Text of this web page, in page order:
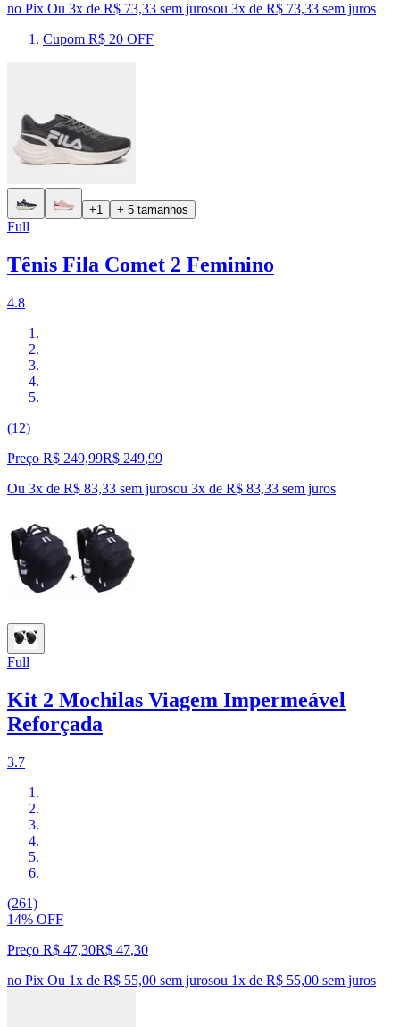
no Pix Ou 3x de R$ 73,33 sem jurosou 3x de R$ 73,33 sem juros
Cupom R$ 20 OFF
+1 + 5 tamanhos
Full
Tênis Fila Comet 2 Feminino
4.8
(12)
Preço R$ 249,99R$ 249,99
Ou 3x de R$ 83,33 sem jurosou 3x de R$ 83,33 sem juros
Full
Kit 2 Mochilas Viagem Impermeável
Reforçada
3.7
(261)
14% OFF
Preço R$ 47,30R$ 47,30
no Pix Ou 1x de R$ 55,00 sem jurosou 1x de R$ 55,00 sem juros